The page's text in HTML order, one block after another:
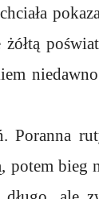
Poranna
potem